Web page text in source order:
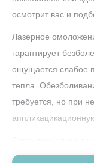
осмотрит вас и
Лазерное
гарантирует
ощущается слабое
тепла.
требуется, но при
повреждении